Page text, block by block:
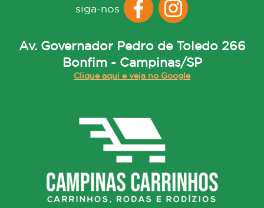
siga-nos
Av. Governador Pedro de Toledo 266
Bonfim - Campinas/SP
Clique aqui e veja no Google